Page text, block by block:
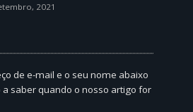
2021
de e-mail e o seu nome abaixo
saber quando o nosso artigo for